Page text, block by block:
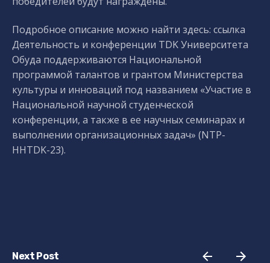
Подробное описание можно найти здесь: ссылка
Деятельность и конференции TDK Университета
Обуда поддерживаются Национальной
программой талантов и грантом Министерства
культуры и инноваций под названием «Участие в
Национальной научной студенческой
конференции, а также в ее научных семинарах и
выполнении организационных задач» (NTP-
HHTDK-23).
Next Post